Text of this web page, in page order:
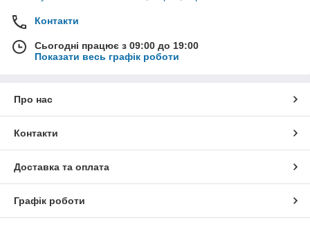
Контакти
Сьогодні працює з 09:00 до 19:00
Показати весь графік роботи
Про нас
Контакти
Доставка та оплата
Графік роботи